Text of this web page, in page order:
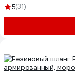
5(31)